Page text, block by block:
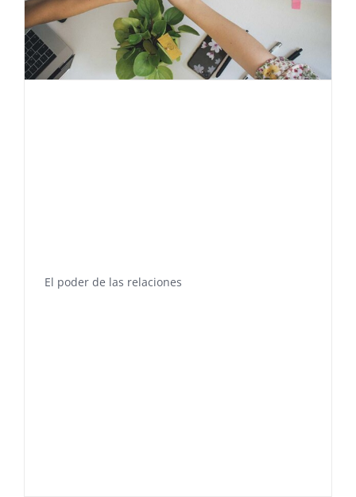
El poder de las relaciones